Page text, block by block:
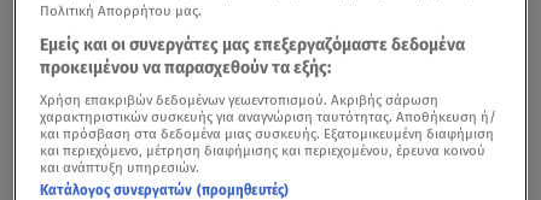
Πολιτική Απορρήτου μας.
Εμείς και οι συνεργάτες μας επεξεργαζόμαστε δεδομένα
προκειμένου να παρασχεθούν τα εξής:
Χρήση επακριβών δεδομένων γεωεντοπισμού. Ακριβής σάρωση
χαρακτηριστικών συσκευής για αναγνώριση ταυτότητας. Αποθήκευση ή/
και πρόσβαση στα δεδομένα μιας συσκευής. Εξατομικευμένη διαφήμιση
και περιεχόμενο, μέτρηση διαφήμισης και περιεχομένου, έρευνα κοινού
και ανάπτυξη υπηρεσιών.
Κατάλογος συνεργατών (προμηθευτές)